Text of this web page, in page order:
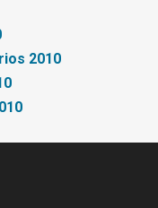
2010